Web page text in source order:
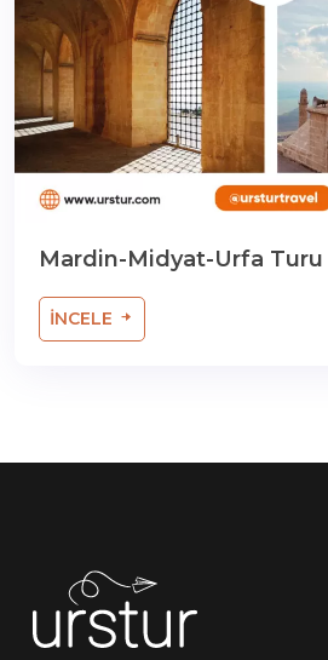
Mardin-Midyat-Urfa Turu
İNCELE